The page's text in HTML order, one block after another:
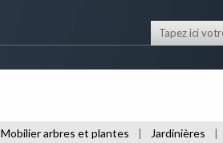
Mobilier arbres et plantes Jardinières